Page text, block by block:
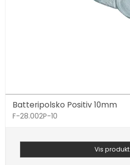
Batteripolsko Positiv 10mm
F-28.002P-10
Vis produkt